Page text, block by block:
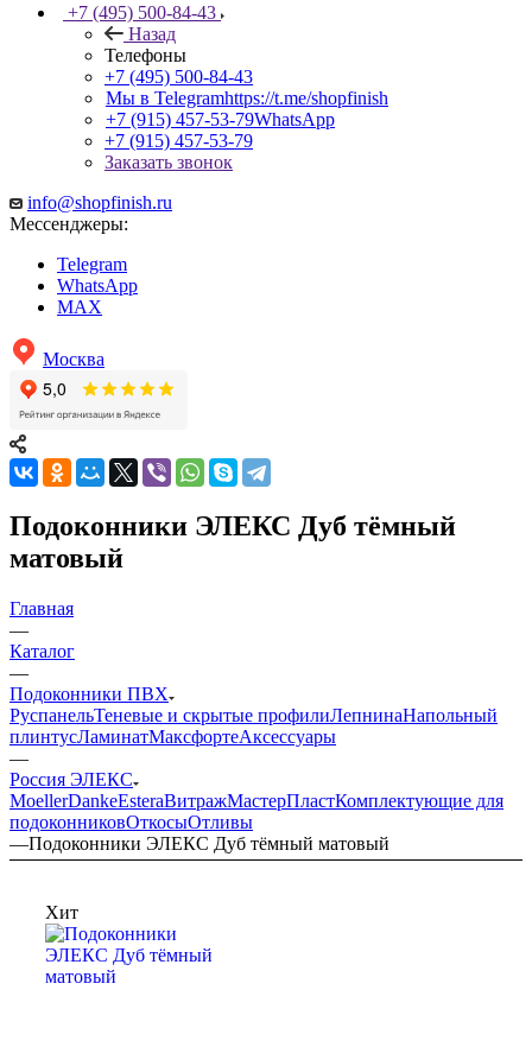
+7 (495) 500-84-43
Назад
Телефоны
+7 (495) 500-84-43
Мы в Telegramhttps://t.me/shopfinish
+7 (915) 457-53-79WhatsApp
+7 (915) 457-53-79
Заказать звонок
info@shopfinish.ru
Мессенджеры:
Telegram
WhatsApp
MAX
Москва
Подоконники ЭЛЕКС Дуб тёмный
матовый
Главная
—
Каталог
—
Подоконники ПВХ
РуспанельТеневые и скрытые профилиЛепнинаНапольный
плинтусЛаминатМаксфортеАксессуары
—
Россия ЭЛЕКС
MoellerDankeEsteraВитражМастерПластКомплектующие для
подоконниковОткосыОтливы
—Подоконники ЭЛЕКС Дуб тёмный матовый
Хит